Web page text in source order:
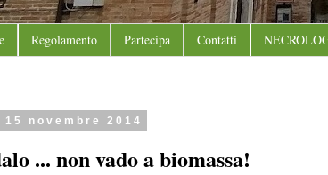
Regolamento Partecipa Contatti
15 novembre 2014
... non vado a biomassa!